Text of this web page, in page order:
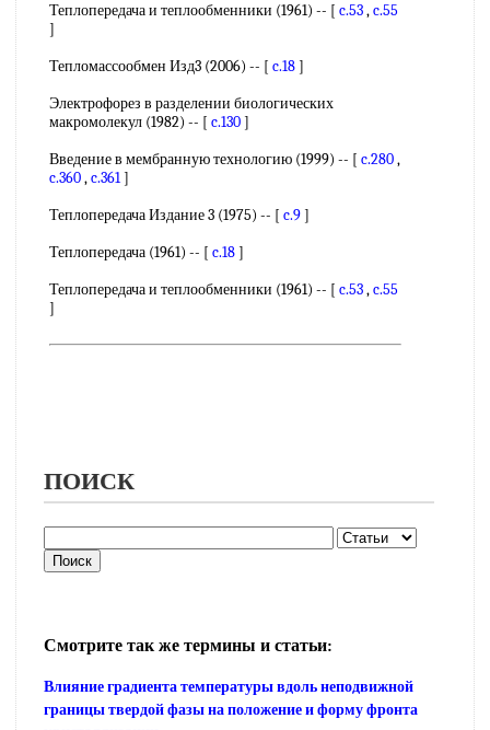
Теплопередача и теплообменники (1961) -- [ c.53,c.55
]
Тепломассообмен Изд3 (2006) -- [ c.18]
Электрофорез в разделении биологических
макромолекул (1982) -- [ c.130]
Введение в мембранную технологию (1999) -- [ c.280,
c.360,c.361]
Теплопередача Издание 3 (1975) -- [ c.9]
Теплопередача (1961) -- [ c.18]
Теплопередача и теплообменники (1961) -- [ c.53,c.55
]
ПОИСК
Смотрите так же термины и статьи:
Влияние градиента температуры вдоль неподвижной
границы твердой фазы на положение и форму фронта